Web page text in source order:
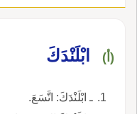
(أ) ابْلَنْدَكَ
ـ ابْلَنْدَكَ: اتَّسَعَ.